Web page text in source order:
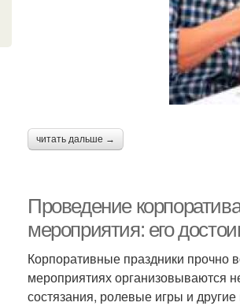
читать дальше →
Проведение
мероприятия: его
Корпоративные праздники
мероприятиях организовываются
состязания, ролевые игры и